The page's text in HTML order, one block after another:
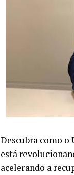
Descubra como o
está
acelerando a